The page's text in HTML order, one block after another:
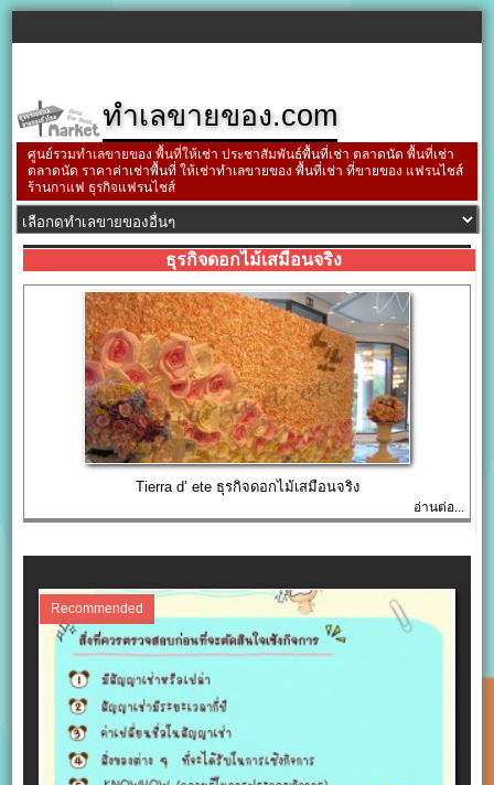
ทำเลขายของ.com
ศูนย์รวมทำเลขายของ พื้นที่ให้เช่า ประชาสัมพันธ์พื้นที่เช่า ตลาดนัด พื้นที่เช่า
ตลาดนัด ราคาค่าเช่าพื้นที่ ให้เช่าทำเลขายของ พื้นที่เช่า ที่ขายของ แฟรนไชส์
ร้านกาแฟ ธุรกิจแฟรนไชส์
ธุรกิจดอกไม้เสมือนจริง
Tierra d’ ete ธุรกิจดอกไม้เสมือนจริง
อ่านต่อ...
Recommended